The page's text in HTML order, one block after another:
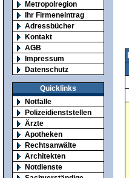
Metropolregion
Ihr Firmeneintrag
Adressbücher
Kontakt
AGB
Impressum
Datenschutz
Quicklinks
Notfälle
Polizeidienststellen
Ärzte
Apotheken
Rechtsanwälte
Architekten
Notdienste